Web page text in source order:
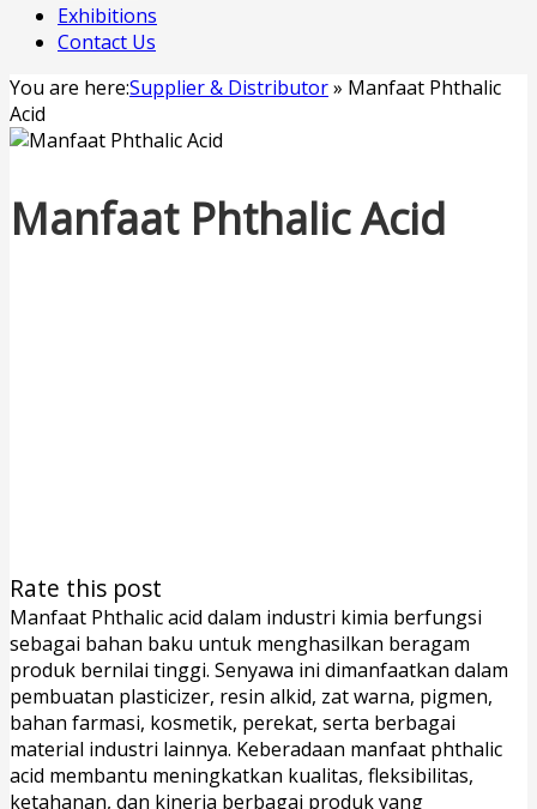
Exhibitions
Contact Us
You are here:Supplier & Distributor» Manfaat Phthalic
Acid
Manfaat Phthalic Acid
Rate this post
Manfaat Phthalic acid dalam industri kimia berfungsi
sebagai bahan baku untuk menghasilkan beragam
produk bernilai tinggi. Senyawa ini dimanfaatkan dalam
pembuatan plasticizer, resin alkid, zat warna, pigmen,
bahan farmasi, kosmetik, perekat, serta berbagai
material industri lainnya. Keberadaan manfaat phthalic
acid membantu meningkatkan kualitas, fleksibilitas,
ketahanan, dan kinerja berbagai produk yang